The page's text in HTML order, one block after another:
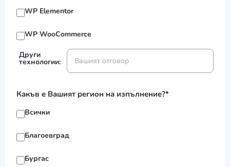
WP Elementor
WP WooCommerce
Други
технологии:
Какъв е Вашият регион на изпълнение?*
Всички
Благоевград
Бургас